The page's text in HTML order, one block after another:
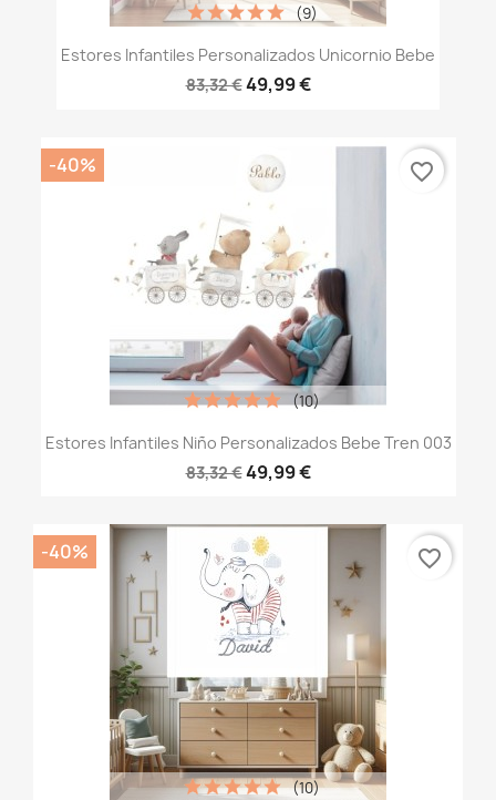
Estores Infantiles Personalizados Unicornio Bebe
83,32 €49,99 €
(9)
Estores Infantiles Niño Personalizados Bebe Tren 003
83,32 €49,99 €
(10)
-40% favorite_border
(10)
-40% favorite_border